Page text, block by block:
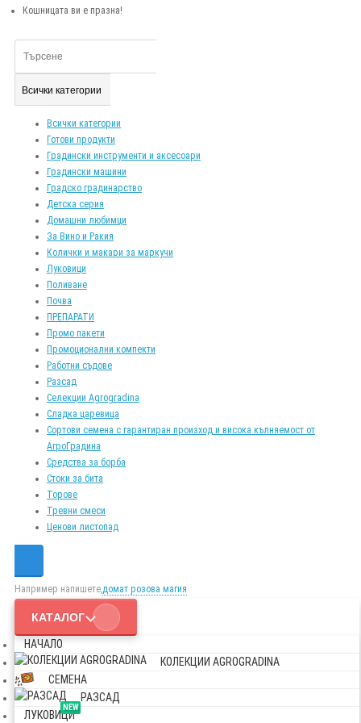
Кошницата ви е празна!
Всички категории
Всички категории
Готови продукти
Градински инструменти и аксесоари
Градински машини
Градско градинарство
Детска серия
Домашни любимци
За Вино и Ракия
Колички и макари за маркучи
Луковици
Поливане
Почва
ПРЕПАРАТИ
Промо пакети
Промоционални компекти
Работни съдове
Разсад
Селекции Agrogradina
Сладка царевица
Сортови семена с гарантиран произход и висока кълняемост от
АгроГрадина
Средства за борба
Стоки за бита
Торове
Тревни смеси
Ценови листопад
Например напишете,домат розова магия
КАТАЛОГ
НАЧАЛО
КОЛЕКЦИИ AGROGRADINA
СЕМЕНА
РАЗСАД
NEW
ЛУКОВИЦИ